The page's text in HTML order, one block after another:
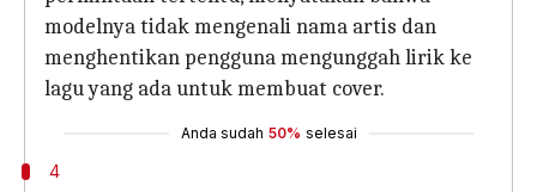
modelnya tidak mengenali nama artis dan
menghentikan pengguna mengunggah lirik ke
lagu yang ada untuk membuat cover.
Anda sudah 50% selesai
4